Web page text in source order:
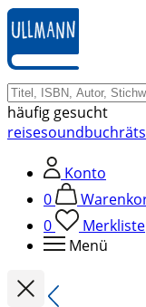
zum
Hauptinhalt
springen
häufig gesucht
reisesoundbuch
Konto
0
0
Merkliste
Menü